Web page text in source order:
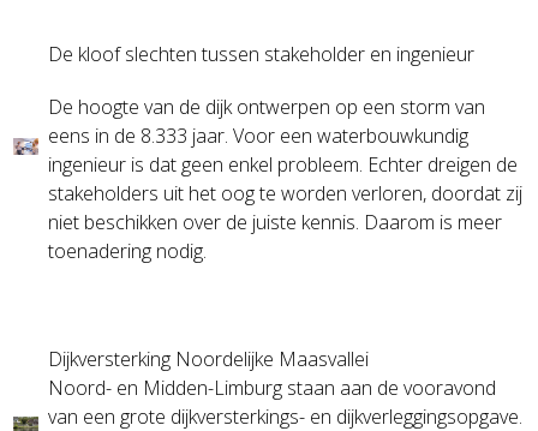
De kloof slechten tussen stakeholder en ingenieur
De hoogte van de dijk ontwerpen op een storm van
eens in de 8.333 jaar. Voor een waterbouwkundig
ingenieur is dat geen enkel probleem. Echter dreigen de
stakeholders uit het oog te worden verloren, doordat zij
niet beschikken over de juiste kennis. Daarom is meer
toenadering nodig.
Dijkversterking Noordelijke Maasvallei
Noord- en Midden-Limburg staan aan de vooravond
van een grote dijkversterkings- en dijkverleggingsopgave.